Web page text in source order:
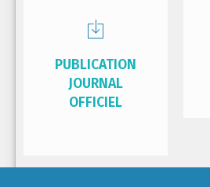
PUBLICATION
JOURNAL
OFFICIEL